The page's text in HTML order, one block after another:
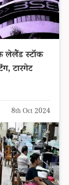
लेलैंड स्टॉक
टारगेट
8th Oct 2024